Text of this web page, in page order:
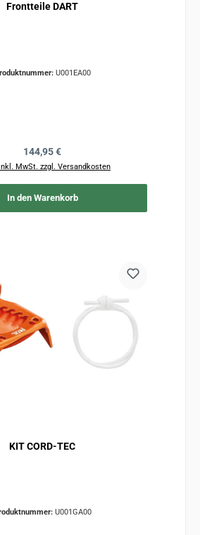
Frontteile DART
U001EA00
Regulärer Preis:
144,95 €
MwSt. zzgl. Versandkosten
In den Warenkorb
KIT CORD-TEC
U001GA00